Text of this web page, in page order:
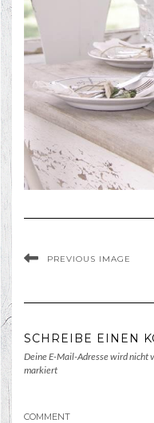
PREVIOUS IMAGE
SCHREIBE EINEN
Deine E-Mail-Adresse wird nicht
markiert
COMMENT